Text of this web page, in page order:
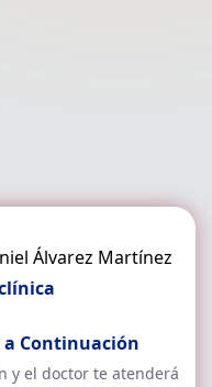
Álvarez Martínez
Continuación
y el doctor te atenderá